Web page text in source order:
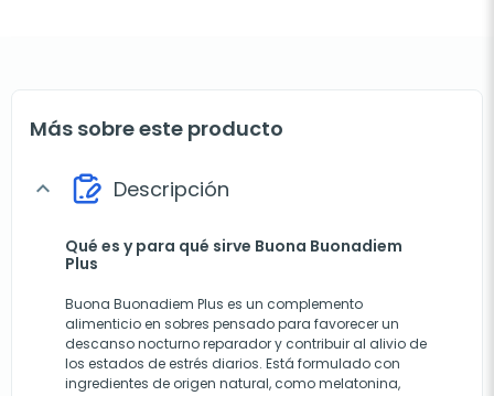
Más sobre este producto
expand_more Descripción
Qué es y para qué sirve Buona Buonadiem
Plus
Buona Buonadiem Plus es un complemento
alimenticio en sobres pensado para favorecer un
descanso nocturno reparador y contribuir al alivio de
los estados de estrés diarios. Está formulado con
ingredientes de origen natural, como melatonina,